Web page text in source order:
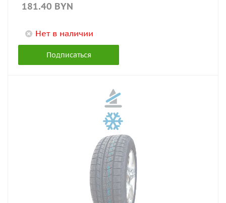
181.40 BYN
Нет в наличии
Подписаться